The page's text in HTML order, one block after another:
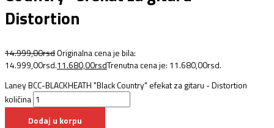
Distortion
14.999,00rsd Originalna cena je bila:
14.999,00rsd.11.680,00rsdTrenutna cena je: 11.680,00rsd.
Laney BCC-BLACKHEATH "Black Country" efekat za gitaru - Distortion
količina
Dodaj u korpu